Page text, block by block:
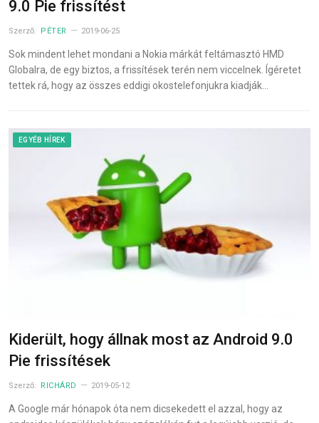
9.0 Pie frissítést
Szerző: PÉTER 2019-06-25
Sok mindent lehet mondani a Nokia márkát feltámasztó HMD
Globalra, de egy biztos, a frissítések terén nem viccelnek. Ígéretet
tettek rá, hogy az összes eddigi okostelefonjukra kiadják…
EGYÉB HÍREK
Kiderült, hogy állnak most az Android 9.0
Pie frissítések
Szerző: RICHÁRD 2019-05-12
A Google már hónapok óta nem dicsekedett el azzal, hogy az